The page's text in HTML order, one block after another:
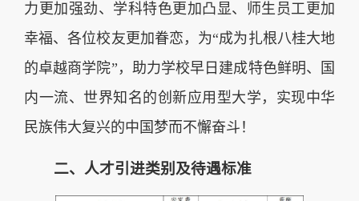
力更加强劲、学科特色更加凸显、师生员工更加
幸福、各位校友更加眷恋，为“成为扎根八桂大地
的卓越商学院”，助力学校早日建成特色鲜明、国
内一流、世界知名的创新应用型大学，实现中华
民族伟大复兴的中国梦而不懈奋斗！
二、人才引进类别及待遇标准